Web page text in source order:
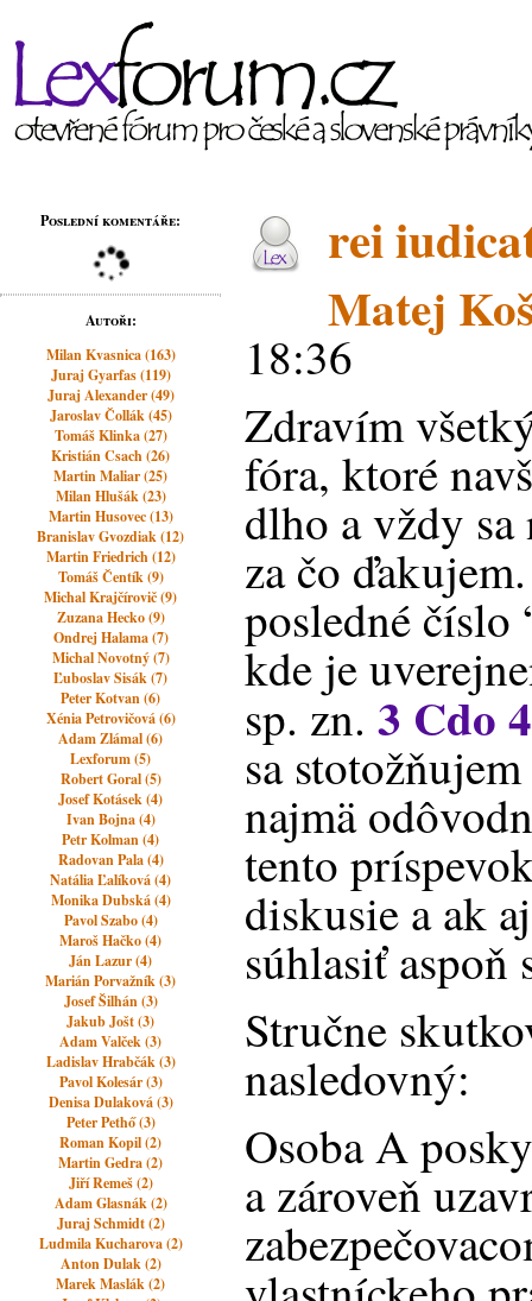
Poslední komentáře:
Autoři:
Milan Kvasnica (163)
Juraj Gyarfas (119)
Juraj Alexander (49)
Jaroslav Čollák (45)
Tomáš Klinka (27)
Kristián Csach (26)
Martin Maliar (25)
Milan Hlušák (23)
Martin Husovec (13)
Branislav Gvozdiak (12)
Martin Friedrich (12)
Tomáš Čentík (9)
Michal Krajčírovič (9)
Zuzana Hecko (9)
Ondrej Halama (7)
Michal Novotný (7)
Ľuboslav Sisák (7)
Peter Kotvan (6)
Xénia Petrovičová (6)
Adam Zlámal (6)
Lexforum (5)
Robert Goral (5)
Josef Kotásek (4)
Ivan Bojna (4)
Petr Kolman (4)
Radovan Pala (4)
Natália Ľalíková (4)
Monika Dubská (4)
Pavol Szabo (4)
Maroš Hačko (4)
Ján Lazur (4)
Marián Porvažník (3)
Josef Šilhán (3)
Jakub Jošt (3)
Adam Valček (3)
Ladislav Hrabčák (3)
Pavol Kolesár (3)
Denisa Dulaková (3)
Peter Pethő (3)
Roman Kopil (2)
Martin Gedra (2)
Jiří Remeš (2)
Adam Glasnák (2)
Juraj Schmidt (2)
Ludmila Kucharova (2)
Anton Dulak (2)
Marek Maslák (2)
rei
Matej
18:36
Zdravím
fóra, ktoré
dlho a vždy
za čo
posledné číslo
kde je
sp. zn.3 Cdo
sa
najmä
tento
diskusie a ak
súhlasiť aspoň
Stručne
nasledovný:
Osoba A
a zároveň